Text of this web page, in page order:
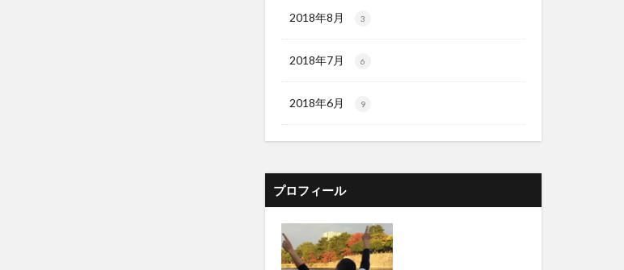
2018年8月 3
2018年7月 6
2018年6月 9
プロフィール